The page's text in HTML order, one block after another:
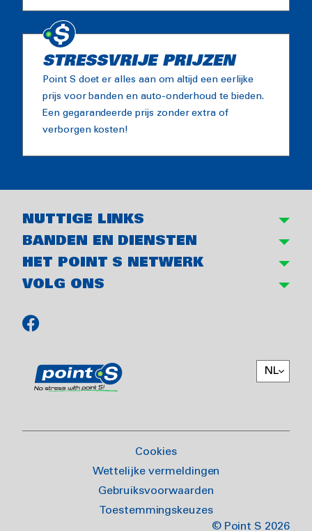
STRESSVRIJE PRIJZEN
Point S doet er alles aan om altijd een eerlijke
prijs voor banden en auto-onderhoud te bieden.
Een gegarandeerde prijs zonder extra of
verborgen kosten!
NUTTIGE LINKS
BANDEN EN DIENSTEN
HET POINT S NETWERK
VOLG ONS
NL
Cookies
Wettelijke vermeldingen
Gebruiksvoorwaarden
Toestemmingskeuzes
© Point S 2026